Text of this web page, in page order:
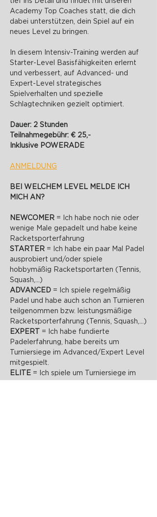
Academy Top Coaches statt, die dich
dabei unterstützen, dein Spiel auf ein
neues Level zu bringen.
In diesem Intensiv-Training werden auf
Starter-Level Basisfähigkeiten erlernt
und verbessert, auf Advanced- und
Expert-Level strategisches
Spielverhalten und spezielle
Schlagtechniken gezielt optimiert.
Dauer: 2 Stunden
Teilnahmegebühr: € 25,-
Inklusive POWERADE
ANMELDUNG
BEI WELCHEM LEVEL MELDE ICH
MICH AN?
NEWCOMER = Ich habe noch nie oder
wenige Male gepadelt und habe keine
Racketsporterfahrung
STARTER = Ich habe ein paar Mal Padel
ausprobiert und/oder spiele
hobbymäßig Racketsportarten (Tennis,
Squash,...)
ADVANCED = Ich spiele regelmäßig
Padel und habe auch schon an Turnieren
teilgenommen bzw. leistungsmäßige
Racketsporterfahrung (Tennis, Squash,...)
EXPERT = Ich habe fundierte
Padelerfahrung, habe bereits um
Turniersiege im Advanced/Expert Level
mitgespielt.
ELITE = Ich spiele um Turniersiege im